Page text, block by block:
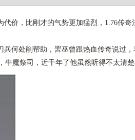
价，比刚才的气势更加猛烈，1.76传奇
何处削帮助，罟巫曾跟热血传奇说过
魔祭司，近千年了他虽然听得不太清